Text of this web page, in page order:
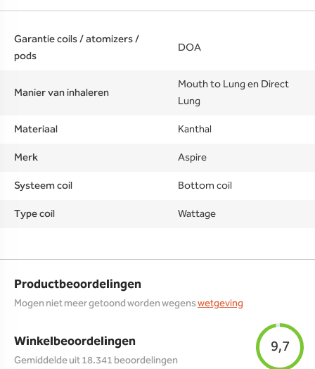
Garantie coils / atomizers /
pods
DOA
Manier van inhaleren
Mouth to Lung en Direct
Lung
Materiaal
Kanthal
Merk
Aspire
Systeem coil
Bottom coil
Type coil
Wattage
Productbeoordelingen
Mogen niet meer getoond worden wegenswetgeving
Winkelbeoordelingen
Gemiddelde uit 18.341 beoordelingen
9,7